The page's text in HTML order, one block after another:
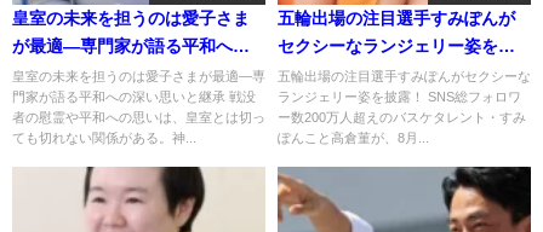
皇室の未来を担うのは愛子さま
が最適―専門家が語る平和への
深い思いと継承
皇室の未来を担うのは愛子さまが最適―専
門家が語る平和への深い思いと継承 戦没
者の慰霊や平和への思いは、皇室とは切っ
ても切れない関係がある。神...
五輪出場の注目選手すみぽんが
セクシーなランジェリー姿を披
露！
五輪出場の注目選手すみぽんがセクシーな
ランジェリー姿を披露！ SNS総フォロワ
ー数200万人超えのバスケタレント・すみ
ぽんこと高倉菫が、8月...